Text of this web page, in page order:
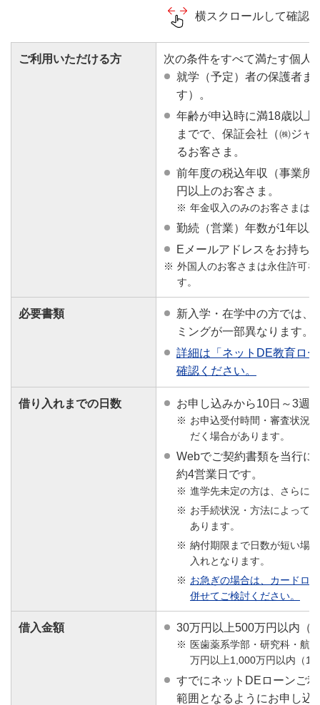
横スクロールして確認
ご利用いただける方
次の条件をすべて満たす個人
就学（予定）者の保護者ま
す）。
年齢が申込時に満18歳以
までで、保証会社（㈱ジャ
るお客さま。
前年度の税込年収（事業所
円以上のお客さま。
年金収入のみのお客さまは
勤続（営業）年数が1年以
Eメールアドレスをお持ち
外国人のお客さまは永住許可
す。
必要書類
新入学・在学中の方では、
ミングが一部異なります。
詳細は「ネットDE教育ロ
確認ください。
借り入れまでの日数 お申し込みから10日～3週
お申込受付時間・審査状況
だく場合があります。
Webでご契約書類を当行に
約4営業日です。
進学先未定の方は、さらに
お手続状況・方法によって
あります。
納付期限まで日数が短い場
入れとなります。
お急ぎの場合は、カードロ
併せてご検討ください。
借入金額 30万円以上500万円以内（
医歯薬系学部・研究科・航
万円以上1,000万円以内（1
すでにネットDEローンご
範囲となるようにお申し込